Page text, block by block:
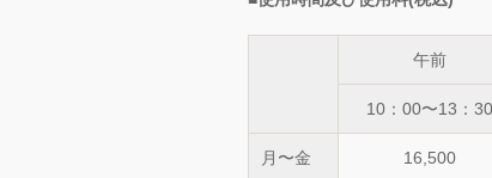
午前
10：00〜13：30
月〜金 16,500